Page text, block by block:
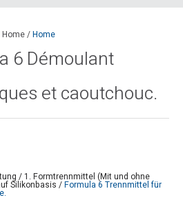
Home/Home
6 Démoulant
et caoutchouc.
/1. Formtrennmittel (Mit und ohne
Silikonbasis /Formula 6 Trennmittel für